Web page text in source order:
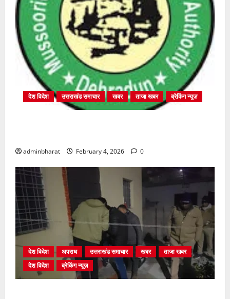
देश विदेश उत्तराखंड समाचार खबर ताजा खबर ब्रेकिंग न्यूज़
adminbharat February 4, 2026 0
देश विदेश अपराध उत्तराखंड समाचार खबर
ताजा खबर
देश विदेश
ब्रेकिंग न्यूज़